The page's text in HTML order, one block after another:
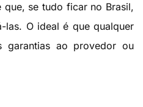
que, se tudo ficar no Brasil,
las. O ideal é que qualquer
garantias ao provedor ou